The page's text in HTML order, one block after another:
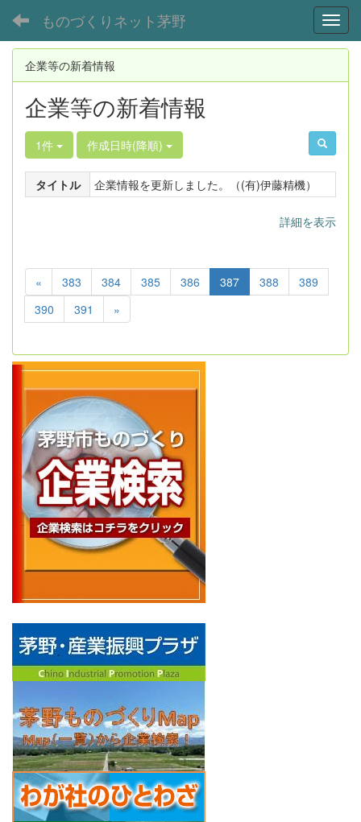
ものづくりネット茅野
企業等の新着情報
企業等の新着情報
1件 作成日時(降順)
タイトル 企業情報を更新しました。（(有)伊藤精機）
詳細を表示
« 383 384 385 386 387 388
389
390
391 »